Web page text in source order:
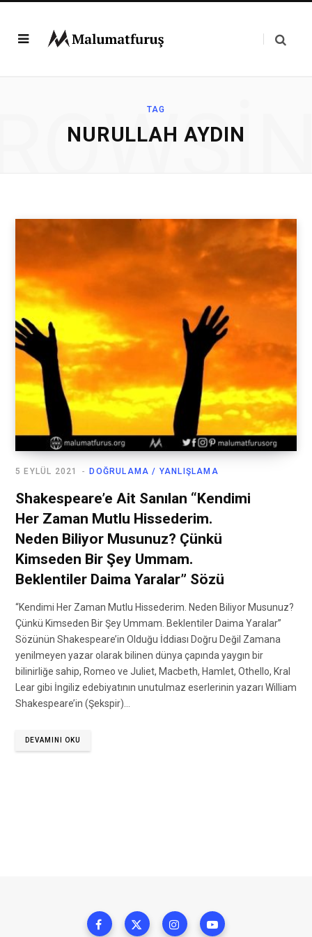
TAG
NURULLAH AYDIN
DOĞRULAMA / YANLIŞLAMA
5 EYLÜL 2021
Shakespeare’e Ait Sanılan “Kendimi
Her Zaman Mutlu Hissederim.
Neden Biliyor Musunuz? Çünkü
Kimseden Bir Şey Ummam.
Beklentiler Daima Yaralar” Sözü
“Kendimi Her Zaman Mutlu Hissederim. Neden Biliyor Musunuz?
Çünkü Kimseden Bir Şey Ummam. Beklentiler Daima Yaralar”
Sözünün Shakespeare’in Olduğu İddiası Doğru Değil Zamana
yenilmeyen yazar olarak bilinen dünya çapında yaygın bir
bilinirliğe sahip, Romeo ve Juliet, Macbeth, Hamlet, Othello, Kral
Lear gibi İngiliz edebiyatının unutulmaz eserlerinin yazarı William
Shakespeare’in (Şekspir)…
DEVAMINI OKU